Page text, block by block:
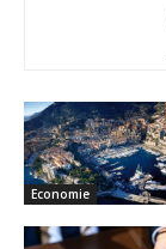
Economie